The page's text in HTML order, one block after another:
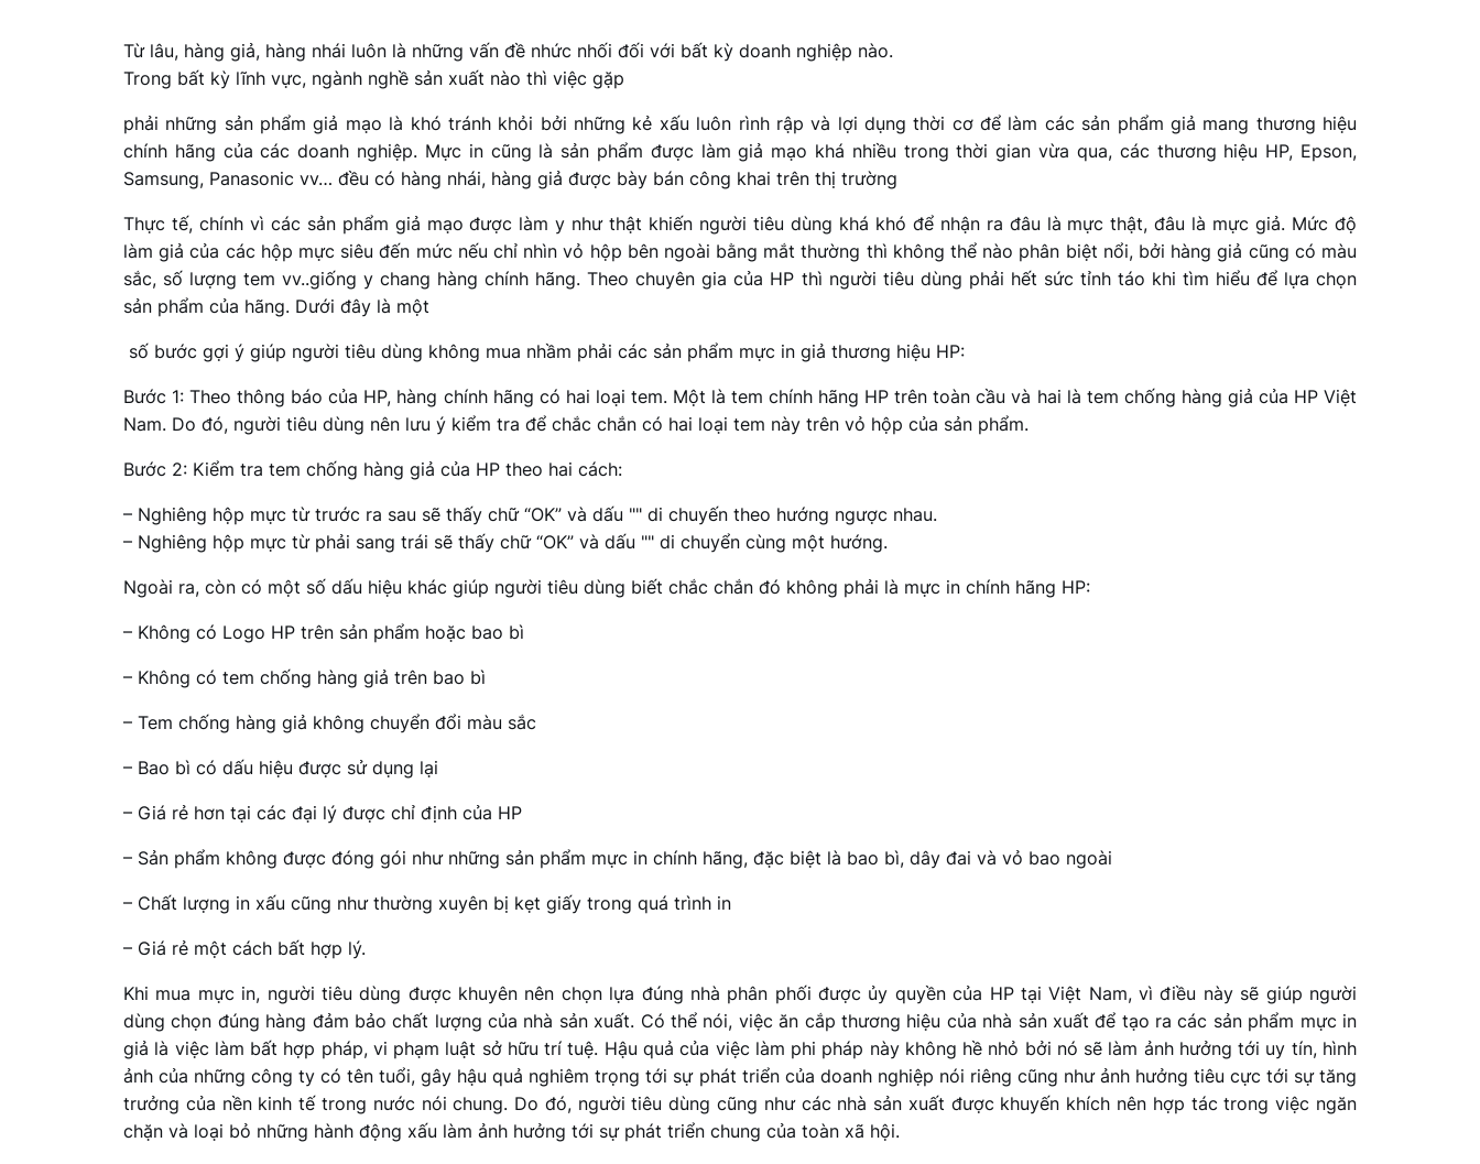
Từ lâu, hàng giả, hàng nhái luôn là những vấn đề nhức nhối đối với bất kỳ doanh nghiệp nào.
Trong bất kỳ lĩnh vực, ngành nghề sản xuất nào thì việc gặp
phải những sản phẩm giả mạo là khó tránh khỏi bởi những kẻ xấu luôn rình rập và lợi dụng thời cơ để làm các sản phẩm giả mang thương hiệu
chính hãng của các doanh nghiệp. Mực in cũng là sản phẩm được làm giả mạo khá nhiều trong thời gian vừa qua, các thương hiệu HP, Epson,
Samsung, Panasonic vv… đều có hàng nhái, hàng giả được bày bán công khai trên thị trường
Thực tế, chính vì các sản phẩm giả mạo được làm y như thật khiến người tiêu dùng khá khó để nhận ra đâu là mực thật, đâu là mực giả. Mức độ
làm giả của các hộp mực siêu đến mức nếu chỉ nhìn vỏ hộp bên ngoài bằng mắt thường thì không thể nào phân biệt nổi, bởi hàng giả cũng có màu
sắc, số lượng tem vv..giống y chang hàng chính hãng. Theo chuyên gia của HP thì người tiêu dùng phải hết sức tỉnh táo khi tìm hiểu để lựa chọn
sản phẩm của hãng. Dưới đây là một
số bước gợi ý giúp người tiêu dùng không mua nhầm phải các sản phẩm mực in giả thương hiệu HP:
Bước 1: Theo thông báo của HP, hàng chính hãng có hai loại tem. Một là tem chính hãng HP trên toàn cầu và hai là tem chống hàng giả của HP Việt
Nam. Do đó, người tiêu dùng nên lưu ý kiểm tra để chắc chắn có hai loại tem này trên vỏ hộp của sản phẩm.
Bước 2: Kiểm tra tem chống hàng giả của HP theo hai cách:
– Nghiêng hộp mực từ trước ra sau sẽ thấy chữ “OK” và dấu "" di chuyến theo hướng ngược nhau.
– Nghiêng hộp mực từ phải sang trái sẽ thấy chữ “OK” và dấu "" di chuyển cùng một hướng.
Ngoài ra, còn có một số dấu hiệu khác giúp người tiêu dùng biết chắc chắn đó không phải là mực in chính hãng HP:
– Không có Logo HP trên sản phẩm hoặc bao bì
– Không có tem chống hàng giả trên bao bì
– Tem chống hàng giả không chuyển đổi màu sắc
– Bao bì có dấu hiệu được sử dụng lại
– Giá rẻ hơn tại các đại lý được chỉ định của HP
– Sản phẩm không được đóng gói như những sản phẩm mực in chính hãng, đặc biệt là bao bì, dây đai và vỏ bao ngoài
– Chất lượng in xấu cũng như thường xuyên bị kẹt giấy trong quá trình in
– Giá rẻ một cách bất hợp lý.
Khi mua mực in, người tiêu dùng được khuyên nên chọn lựa đúng nhà phân phối được ủy quyền của HP tại Việt Nam, vì điều này sẽ giúp người
dùng chọn đúng hàng đảm bảo chất lượng của nhà sản xuất. Có thể nói, việc ăn cắp thương hiệu của nhà sản xuất để tạo ra các sản phẩm mực in
giả là việc làm bất hợp pháp, vi phạm luật sở hữu trí tuệ. Hậu quả của việc làm phi pháp này không hề nhỏ bởi nó sẽ làm ảnh hưởng tới uy tín, hình
ảnh của những công ty có tên tuổi, gây hậu quả nghiêm trọng tới sự phát triển của doanh nghiệp nói riêng cũng như ảnh hưởng tiêu cực tới sự tăng
trưởng của nền kinh tế trong nước nói chung. Do đó, người tiêu dùng cũng như các nhà sản xuất được khuyến khích nên hợp tác trong việc ngăn
chặn và loại bỏ những hành động xấu làm ảnh hưởng tới sự phát triển chung của toàn xã hội.